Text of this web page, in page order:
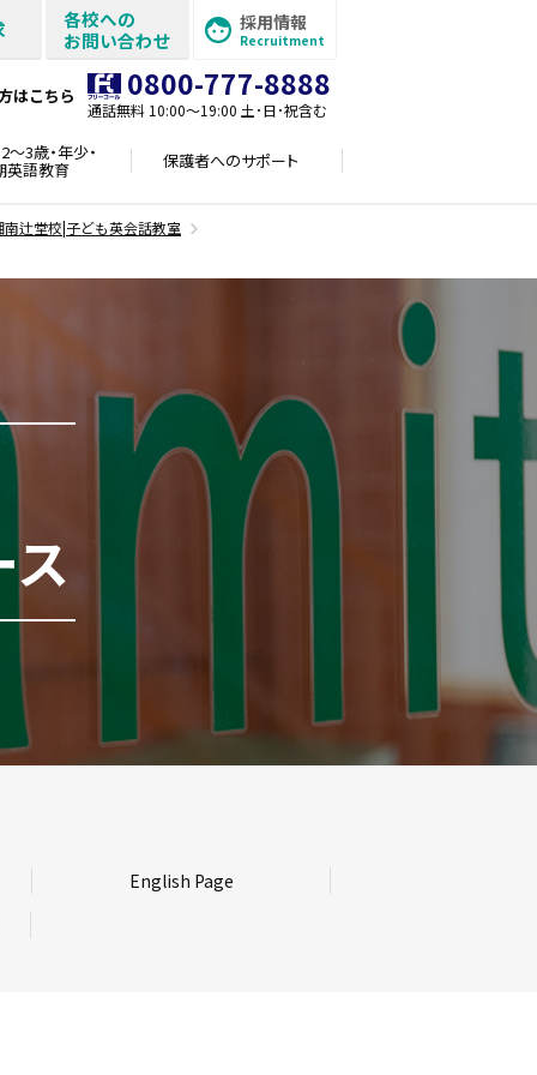
各校への
お問い合わせ
採用情報
Recruitment
はこちら 0800-777-8888
通話無料 10:00〜19:00 土･日･祝含む
～3歳・年少・
英語教育 保護者へのサポート
南辻堂校|子ども英会話教室
English Page